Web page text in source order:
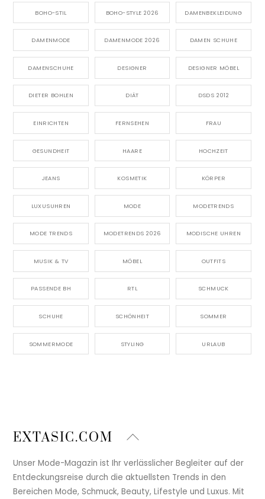
BOHO-STIL BOHO-STYLE 2026 DAMENBEKLEIDUNG
DAMENMODE DAMENMODE 2026 DAMEN SCHUHE
DAMENSCHUHE DESIGNER DESIGNER MÖBEL
DIETER BOHLEN DIÄT DSDS 2012
EINRICHTEN FERNSEHEN FRAU
GESUNDHEIT HAARE HOCHZEIT
JEANS KOSMETIK KÖRPER
LUXUSUHREN MODE MODETRENDS
MODE TRENDS MODETRENDS 2026 MODISCHE UHREN
MUSIK & TV MÖBEL OUTFITS
PASSENDE BH RTL SCHMUCK
SCHUHE SCHÖNHEIT SOMMER
SOMMERMODE STYLING URLAUB
Back
Top
EXTASIC.COM
Unser Mode-Magazin ist Ihr verlässlicher Begleiter auf der
Entdeckungsreise durch die aktuellsten Trends in den
Bereichen Mode, Schmuck, Beauty, Lifestyle und Luxus. Mit